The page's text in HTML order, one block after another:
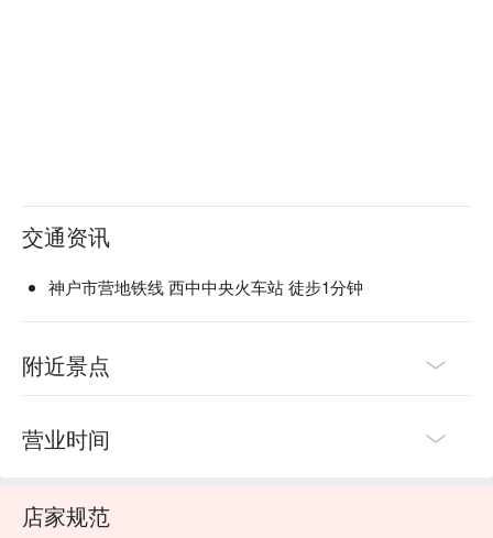
交通资讯
神户市营地铁线 西中中央火车站 徒步1分钟
附近景点
营业时间
店家规范